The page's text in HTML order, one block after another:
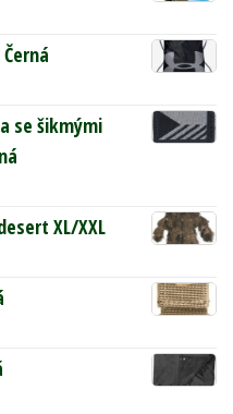
se šikmými
XL/XXL